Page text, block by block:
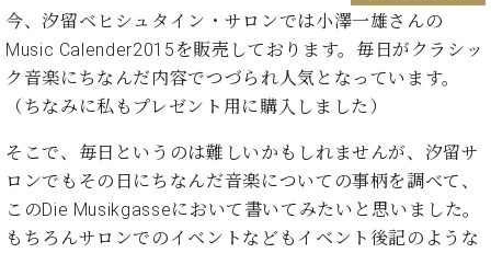
ュ
イ
ン
コ
サ
ー
ト /
示
ピ
ア
技
術
イ
ン
グ
ラ
ド
ピ
ア
ノ
器
ベ
シ
ュ
イ
ン
ブ
員
登
ご
案
店
舗
イ
ン
演
奏
た
い！
学
び
採
用
情
報
ベ
ヒ
シ
ュ
今、汐留ベヒシュタイン・サロンでは小澤一雄さんの
Music Calender2015を販売しております。毎日がクラシッ
ク音楽にちなんだ内容でつづられ人気となっています。
（ちなみに私もプレゼント用に購入しました）
そこで、毎日というのは難しいかもしれませんが、汐留サ
ロンでもその日にちなんだ音楽についての事柄を調べて、
このDie Musikgasseにおいて書いてみたいと思いました。
もちろんサロンでのイベントなどもイベント後記のような
ー
シ
ョ
ン